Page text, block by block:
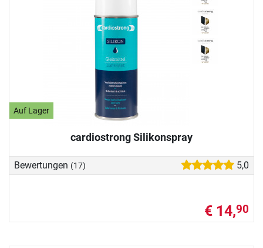
Auf Lager
cardiostrong Silikonspray
Bewertungen (17) 5,0
€ 14,90